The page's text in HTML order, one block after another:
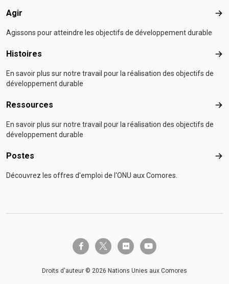
Agir Agir
Agissons pour atteindre les objectifs de développement durable
Histoires
En savoir plus sur notre travail pour la réalisation des objectifs de
développement durable
Ressources
En savoir plus sur notre travail pour la réalisation des objectifs de
développement durable
Postes
Découvrez les offres d'emploi de l'ONU aux Comores.
facebook-ftwitter-x flickr youtube
Droits d'auteur © 2026 Nations Unies aux Comores